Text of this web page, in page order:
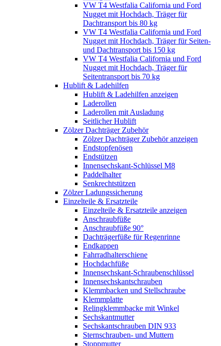
VW T4 Westfalia California und Ford
Nugget mit Hochdach, Träger für
Dachtransport bis 80 kg
VW T4 Westfalia California und Ford
Nugget mit Hochdach, Träger für Seiten-
und Dachtransport bis 150 kg
VW T4 Westfalia California und Ford
Nugget mit Hochdach, Träger für
Seitentransport bis 70 kg
Hublift & Ladehilfen
Hublift & Ladehilfen anzeigen
Laderollen
Laderollen mit Ausladung
Seitlicher Hublift
Zölzer Dachträger Zubehör
Zölzer Dachträger Zubehör anzeigen
Endstopfenösen
Endstützen
Innensechskant-Schlüssel M8
Paddelhalter
Senkrechtstützen
Zölzer Ladungssicherung
Einzelteile & Ersatzteile
Einzelteile & Ersatzteile anzeigen
Anschraubfüße
Anschraubfüße 90°
Dachträgerfüße für Regenrinne
Endkappen
Fahrradhalterschiene
Hochdachfüße
Innensechskant-Schraubenschlüssel
Innensechskantschrauben
Klemmbacken und Stellschraube
Klemmplatte
Relingklemmbacke mit Winkel
Sechskantmutter
Sechskantschrauben DIN 933
Sternschrauben- und Muttern
Stoppmutter